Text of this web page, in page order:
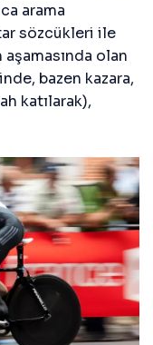
arama
sözcükleri ile
aşamasında olan
bazen kazara,
katılarak),